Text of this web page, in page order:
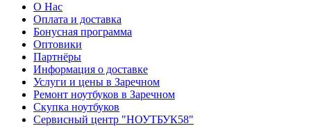
О Нас
Оплата и доставка
Бонусная программа
Оптовики
Партнёры
Информация о доставке
Услуги и цены в Заречном
Ремонт ноутбуков в Заречном
Скупка ноутбуков
Сервисный центр "НОУТБУК58"